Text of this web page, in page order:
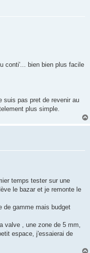
conti'... bien bien plus facile
suis pas pret de revenir au
plus simple.
temps tester sur une
le bazar et je remonte le
de gamme mais budget
valve , une zone de 5 mm,
espace, j'essaierai de